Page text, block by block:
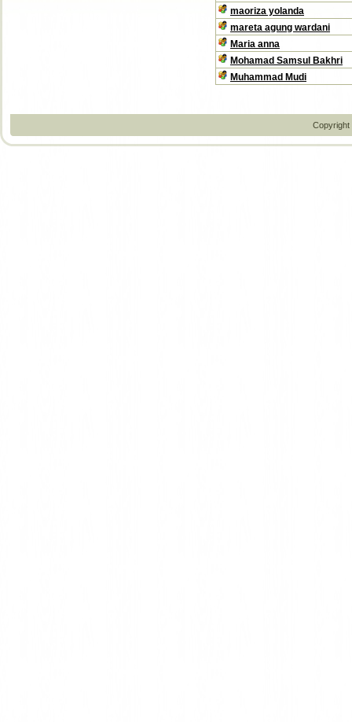
maoriza yolanda
mareta agung wardani
Maria anna
Mohamad Samsul Bakhri
Muhammad Mudi